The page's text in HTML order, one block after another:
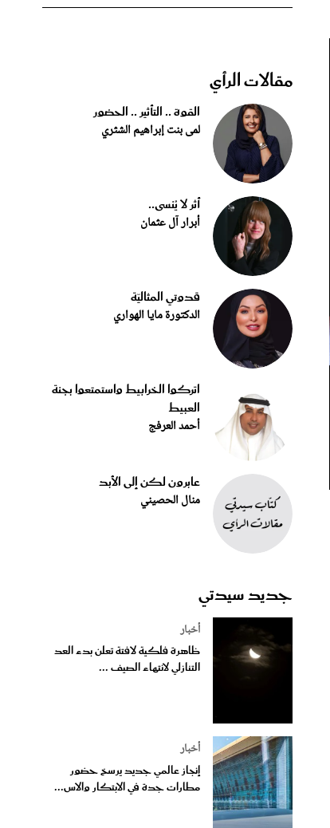
مقالات الرأي
القوة .. التأثير .. الحضور
لمى بنت إبراهيم الشثري
أثر لا يُنسى..
أبرار آل عثمان
قدوتي المثاليّة
الدكتورة مايا الهواري
اتركوا الخرابيط واستمتعوا بجنة
العبيط
أحمد العرفج
عابرون لكن إلى الأبد
منال الحصيني
جديد سيدتي
أخبار
ظاهرة فلكية لافتة تعلن بدء العد
التنازلي لانتهاء الصيف ...
أخبار
إنجاز عالمي جديد يرسخ حضور
مطارات جدة في الابتكار والاس...